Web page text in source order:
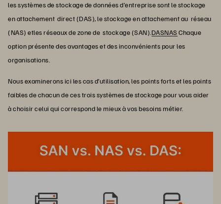
les systèmes de stockage de données d’entreprise sont le stockage
en attachement direct (DAS), le stockage en attachement au réseau
(NAS) etles réseaux de zone de stockage (SAN).DASNASChaque
option présente des avantages et des inconvénients pour les
organisations.
Nous examinerons ici les cas d’utilisation, les points forts et les points
faibles de chacun de ces trois systèmes de stockage pour vous aider
à choisir celui qui correspond le mieux à vos besoins métier.